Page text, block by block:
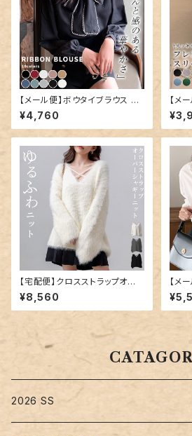
【メール便】ボウタイブラウス ト
ップス 韓国 レディース リボン／
tops1343
¥4,760
【メ
ト／
【宅配便】クロスストラップオー
バーシャギーニット／tops2152
¥8,560
【メ
ツ／
2026 SS